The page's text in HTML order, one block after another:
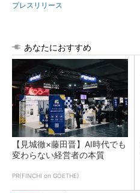
プレスリリース
あなたにおすすめ
【見城徹×藤田晋】AI時代でも
変わらない経営者の本質
PR(FINCHI on GOETHE)